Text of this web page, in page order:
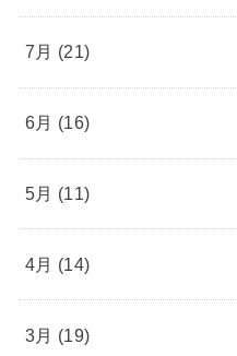
7月 (21)
6月 (16)
5月 (11)
4月 (14)
3月 (19)